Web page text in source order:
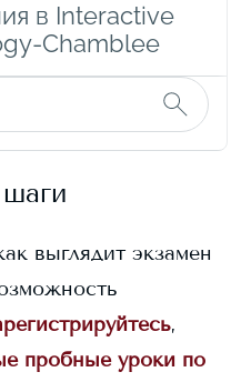
в Interactive
Chamblee
выглядит экзамен
,
пробные уроки по